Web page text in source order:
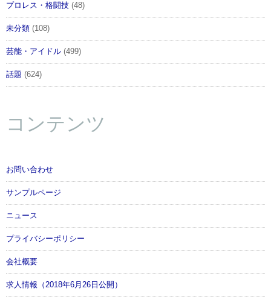
プロレス・格闘技 (48)
未分類 (108)
芸能・アイドル (499)
話題 (624)
コンテンツ
お問い合わせ
サンプルページ
ニュース
プライバシーポリシー
会社概要
求人情報（2018年6月26日公開）